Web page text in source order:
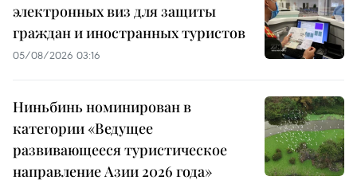
электронных виз для защиты
граждан и иностранных туристов
05/08/2026 03:16
Ниньбинь номинирован в
категории «Ведущее
развивающееся туристическое
направление Азии 2026 года»